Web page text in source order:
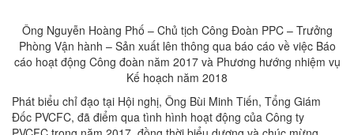
Ông Nguyễn Hoàng Phố – Chủ tịch Công Đoàn PPC – Trưởng
Phòng Vận hành – Sản xuất lên thông qua báo cáo về việc Báo
cáo hoạt động Công đoàn năm 2017 và Phương hướng nhiệm vụ
Kế hoạch năm 2018
Phát biểu chỉ đạo tại Hội nghị, Ông Bùi Minh Tiến, Tổng Giám
Đốc PVCFC, đã điểm qua tình hình hoạt động của Công ty